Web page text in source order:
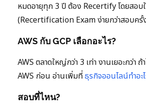
หมดอายุทุก 3 ปี ต้อง Recertify โดยสอบ
(Recertification Exam ง่ายกว่าสอบครั้
AWS กับ GCP เลือกอะไร?
AWS ตลาดใหญ่กว่า 3 เท่า งานเยอะกว่า ถ้
AWS ก่อน อ่านเพิ่มที่ธุรกิจออนไลน์ทำอะ
สอบที่ไหน?